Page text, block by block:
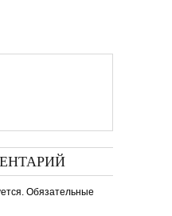
Обязательные